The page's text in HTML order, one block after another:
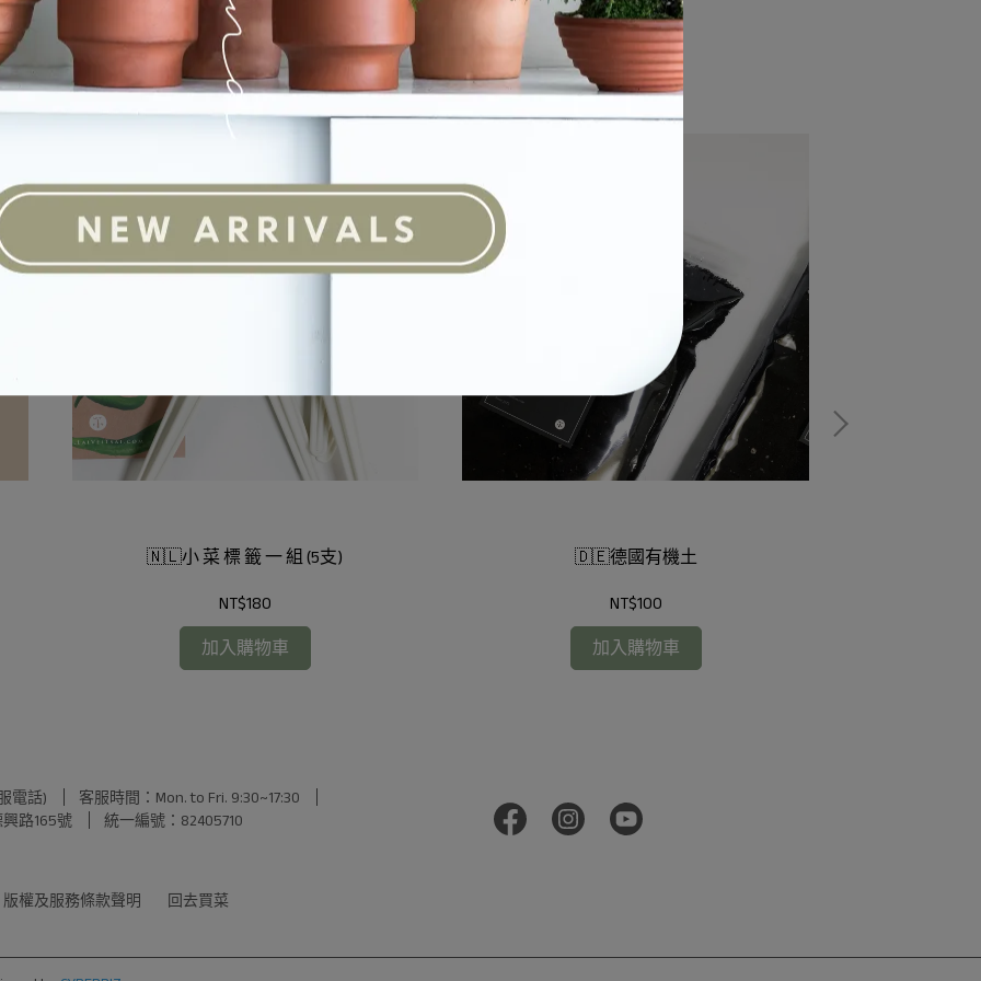
🇳🇱小 菜 標 籤 一 組 (5支)
NT$180
加入購物車
🇩🇪德國有機土
NT$100
加入購物車
電話)
客服時間：Mon. to Fri. 9:30~17:30
路165號
統一編號：82405710
版權及服務條款聲明 回去買菜